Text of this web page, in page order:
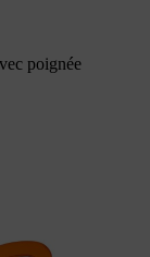
poignée